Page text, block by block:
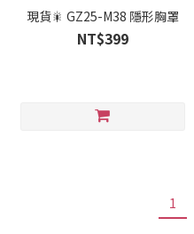
現貨🎇 GZ25-M38 隱形胸罩
NT$399
1